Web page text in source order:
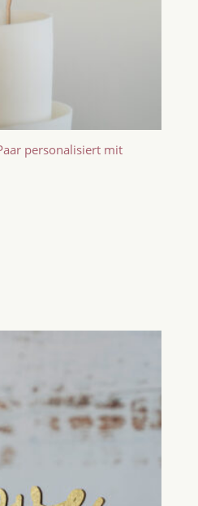
personalisiert mit